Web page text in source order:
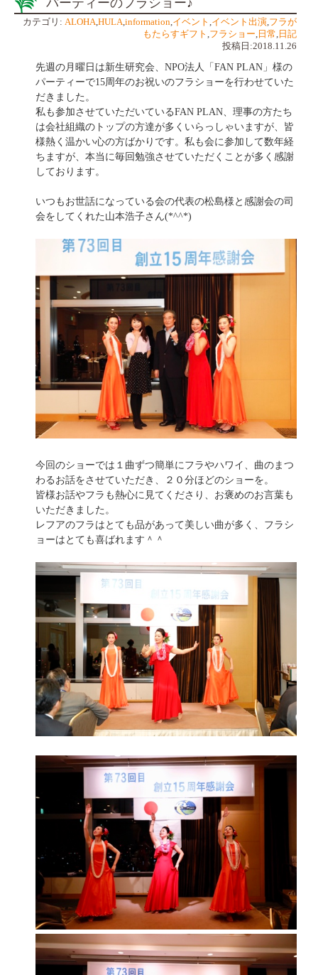
カテゴリ: ALOHA HULA information イベント イベント出演 フラが
もたらすギフト フラショー 日常 日記
投稿日:2018.11.26
先週の月曜日は新生研究会、NPO法人「FAN PLAN」様の
パーティーで15周年のお祝いのフラショーを行わせていた
だきました。
私も参加させていただいているFAN PLAN、理事の方たち
は会社組織のトップの方達が多くいらっしゃいますが、皆
様熱く温かい心の方ばかりです。私も会に参加して数年経
ちますが、本当に毎回勉強させていただくことが多く感謝
しております。
いつもお世話になっている会の代表の松島様と感謝会の司
会をしてくれた山本浩子さん(*^^*)
今回のショーでは１曲ずつ簡単にフラやハワイ、曲のまつ
わるお話をさせていただき、２０分ほどのショーを。
皆様お話やフラも熱心に見てくださり、お褒めのお言葉も
いただきました。
レフアのフラはとても品があって美しい曲が多く、フラシ
ョーはとても喜ばれます＾＾